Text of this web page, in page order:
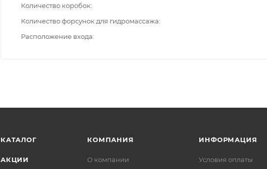
Количество коробок
Количество форсунок для гидромассажа
Расположение входа
КАТАЛОГ
АКЦИИ
КОМПАНИЯ
О компании
ИНФОРМАЦИЯ
Условия оплаты